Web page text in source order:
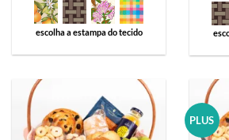
escolha a estampa do tecido
PLUS